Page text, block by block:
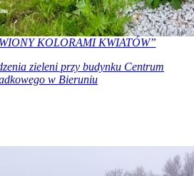
KOLORAMI KWIATÓW”
zieleni przy budynku Centrum
w Bieruniu